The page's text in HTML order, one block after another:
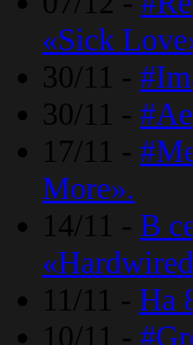
«Sick
30/11 -
30/11 -
17/11 -
More».
14/11 - В
11/11 - На
10/11 -